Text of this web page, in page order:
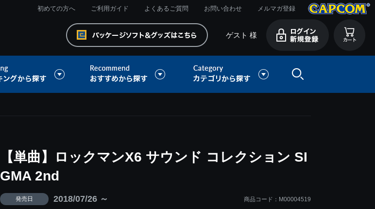
初めての方へ ご利用ガイド よくあるご質問 お問い合わせ メルマガ登録
ゲスト 様
【単曲】ロックマンX6 サウンド コレクション SI
GMA 2nd
発売日 2018/07/26 ～ 商品コード：M00004519